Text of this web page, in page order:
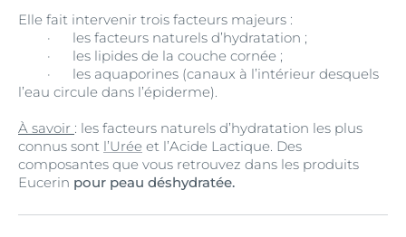
Elle fait intervenir trois facteurs majeurs :
· les facteurs naturels d’hydratation ;
· les lipides de la couche cornée ;
· les aquaporines (canaux à l’intérieur desquels
l’eau circule dans l’épiderme).
À savoir : les facteurs naturels d’hydratation les plus
connus sont l’Urée et l’Acide Lactique. Des
composantes que vous retrouvez dans les produits
Eucerin pour peau déshydratée.